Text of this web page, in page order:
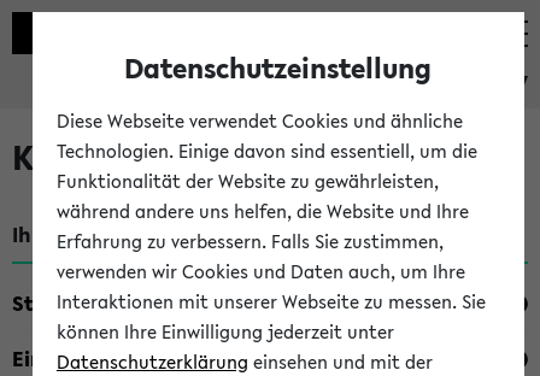
eKVV
Kombisuche im eKVV
Ihre Suchkriterien:
Studienfach
Einrichtung
Datenschutzeinstellung
Diese Webseite verwendet Cookies und ähnliche
Technologien. Einige davon sind essentiell, um die
Funktionalität der Website zu gewährleisten,
während andere uns helfen, die Website und Ihre
Erfahrung zu verbessern. Falls Sie zustimmen,
verwenden wir Cookies und Daten auch, um Ihre
Interaktionen mit unserer Webseite zu messen. Sie
können Ihre Einwilligung jederzeit unter
Datenschutzerklärung einsehen und mit der